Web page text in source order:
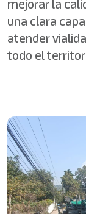
mejorar la
una clara
atender
todo el